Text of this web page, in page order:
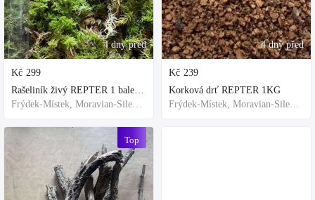
4 dny před
Kč 299
Rašeliník živý REPTER 1 balení - násada, TOP kvalita 30cm-30cm-8cm
Frýdek-Místek, Moravian-Silesian Region,Others
Top
4 dny před
Kč 239
Korková drť REPTER 1KG
Frýdek-Místek, Moravian-Silesian Region,Others